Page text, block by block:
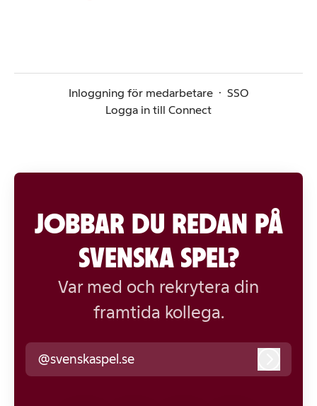
Inloggning för medarbetare · SSO
Logga in till Connect
JOBBAR DU REDAN PÅ
SVENSKA SPEL?
Var med och rekrytera din
framtida kollega.
@svenskaspel.se